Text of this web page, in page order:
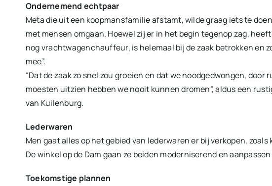
Ondernemend echtpaar
Meta die uit een koopmansfamilie afstamt, wilde graag iets te
met mensen omgaan. Hoewel zij er in het begin tegenop zag,
nog vrachtwagenchauffeur, is helemaal bij de zaak betrokken en
mee”.
“Dat de zaak zo snel zou groeien en dat we noodgedwongen,
moesten uitzien hebben we nooit kunnen dromen”, aldus een
van Kuilenburg.
Lederwaren
Men gaat alles op het gebied van lederwaren er bij verkopen,
De winkel op de Dam gaan ze beiden moderniserend en
Toekomstige plannen